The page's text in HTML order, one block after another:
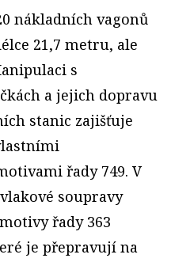
nákladních vagonů
21,7 metru, ale
s
a jejich dopravu
stanic zajišťuje
řady 749. V
soupravy
řady 363
je přepravují na